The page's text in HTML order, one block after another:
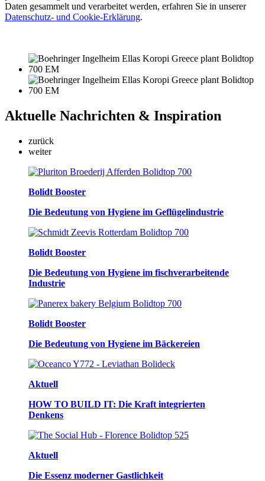
Daten gesammelt und verarbeitet werden, erfahren Sie in unserer
Datenschutz- und Cookie-Erklärung.
Aktuelle Nachrichten & Inspiration
zurück
weiter
Bolidt Booster
Die Bedeutung von Hygiene im Geflügelindustrie
Bolidt Booster
Die Bedeutung von Hygiene im fischverarbeitende
Industrie
Bolidt Booster
Die Bedeutung von Hygiene im Bäckereien
Aktuell
HOW TO BUILD IT: Die Kraft integrierten
Denkens
Aktuell
Die Essenz moderner Gastlichkeit